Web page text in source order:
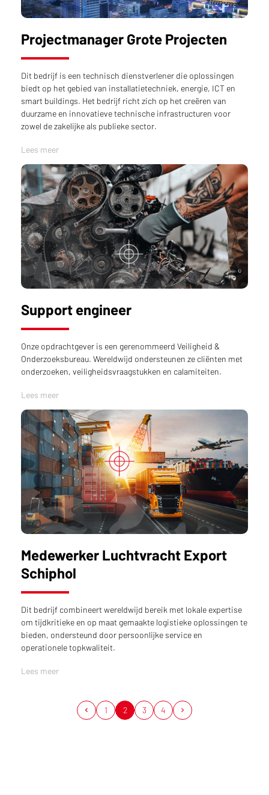
Projectmanager Grote Projecten
Dit bedrijf is een technisch dienstverlener die oplossingen
biedt op het gebied van installatietechniek, energie, ICT en
smart buildings. Het bedrijf richt zich op het creëren van
duurzame en innovatieve technische infrastructuren voor
zowel de zakelijke als publieke sector.
Lees meer
Support engineer
Onze opdrachtgever is een gerenommeerd Veiligheid &
Onderzoeksbureau. Wereldwijd ondersteunen ze cliënten met
onderzoeken, veiligheidsvraagstukken en calamiteiten.
Lees meer
Medewerker Luchtvracht Export
Schiphol
Dit bedrijf combineert wereldwijd bereik met lokale expertise
om tijdkritieke en op maat gemaakte logistieke oplossingen te
bieden, ondersteund door persoonlijke service en
operationele topkwaliteit.
Lees meer
1 2 3 4